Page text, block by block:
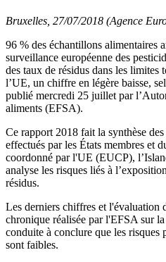
Bruxelles, 27/07/2018 (Agence
96 % des échantillons alimentaires
surveillance européenne des
des taux de résidus dans les limites
l’UE, un chiffre en légère baisse,
publié mercredi 25 juillet par
aliments (EFSA).
Ce rapport 2018 fait la synthèse
effectués par les États membres et
coordonné par l'UE (EUCP),
analyse les risques liés à
résidus.
Les derniers chiffres et l'évaluation
chronique réalisée par l'EFSA sur
conduite à conclure que les risques
sont faibles.